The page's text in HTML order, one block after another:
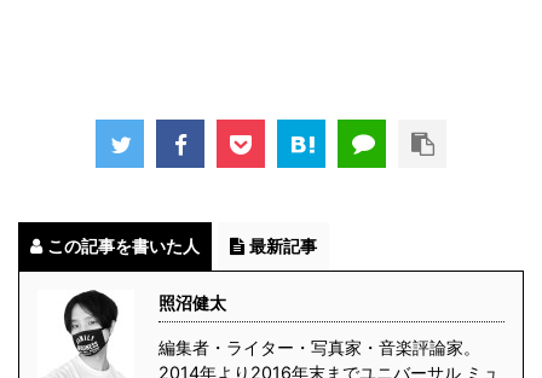
この記事を書いた人 最新記事
照沼健太
編集者・ライター・写真家・音楽評論家。
2014年より2016年末までユニバーサル ミュ